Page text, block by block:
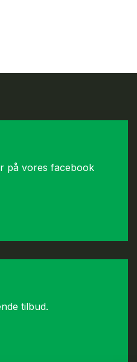
på vores facebook
tilbud.